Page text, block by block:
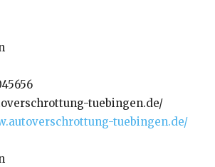
tuebingen.de/
tuebingen.de/